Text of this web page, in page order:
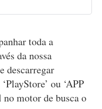
toda a
da nossa
descarregar
ou ‘APP
motor de busca o